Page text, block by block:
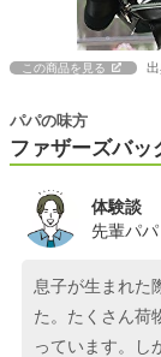
この商品を見る
ファザーズバッ
パパの味方
体験談
先輩パパ
息子が生まれた
た。たくさん荷
っています。し